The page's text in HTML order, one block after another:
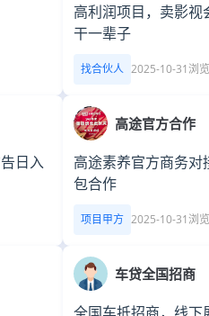
高利润项目，卖影
干一辈子
找合伙人 2025-10-31 浏
日入
高途官方合作
高途素养官方商务
包合作
项目甲方 2025-10-31 浏
车贷全国招商